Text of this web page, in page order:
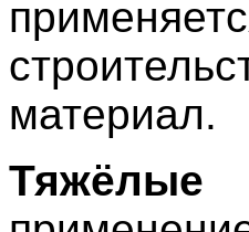
материал.
Тяжёлые